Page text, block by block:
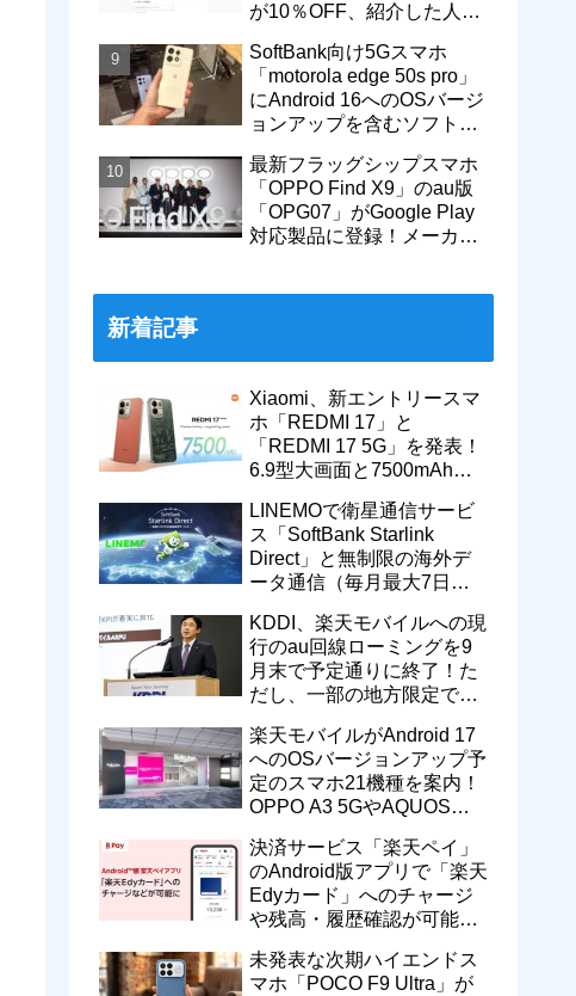
が10％OFF、紹介した人は
ト付与
SoftBank向け5Gスマホ
「motorola edge 50s pro」
にAndroid 16へのOSバージ
ョンアップを含むソフトウ
最新フラッグシップスマホ
「OPPO Find X9」のau版
「OPG07」がGoogle Play
対応製品に登録！メーカー
新着記事
Xiaomi、新エントリースマ
ホ「REDMI 17」と
「REDMI 17 5G」を発表！
6.9型大画面と7500mAhバ
でも発売予定
LINEMOで衛星通信サービ
ス「SoftBank Starlink
Direct」と無制限の海外デ
ータ通信（毎月最大7日
から利用可能
KDDI、楽天モバイルへの現
行のau回線ローミングを9
月末で予定通りに終了！た
だし、一部の地方限定では
維持に協力へ
楽天モバイルがAndroid 17
へのOSバージョンアップ予
定のスマホ21機種を案内！
OPPO A3 5GやAQUOS
対象
決済サービス「楽天ペイ」
のAndroid版アプリで「楽天
Edyカード」へのチャージ
や残高・履歴確認が可能
交換なども
未発表な次期ハイエンドス
マホ「POCO F9 Ultra」が